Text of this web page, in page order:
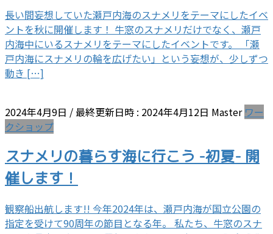
長い間妄想していた瀬戸内海のスナメリをテーマにしたイベ
ントを秋に開催します！ 牛窓のスナメリだけでなく、瀬戸
内海中にいるスナメリをテーマにしたイベントです。 「瀬
戸内海にスナメリの輪を広げたい」という妄想が、少しずつ
動き […]
2024年4月9日 / 最終更新日時 : 2024年4月12日 Master ワー
クショップ
スナメリの暮らす海に行こう -初夏- 開
催します！
観察船出航します!! 今年2024年は、瀬戸内海が国立公園の
指定を受けて90周年の節目となる年。 私たち、牛窓のスナ